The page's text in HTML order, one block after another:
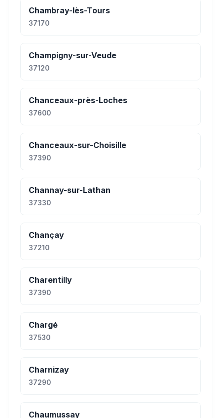
Chambray-lès-Tours
37170
Champigny-sur-Veude
37120
Chanceaux-près-Loches
37600
Chanceaux-sur-Choisille
37390
Channay-sur-Lathan
37330
Chançay
37210
Charentilly
37390
Chargé
37530
Charnizay
37290
Chaumussay